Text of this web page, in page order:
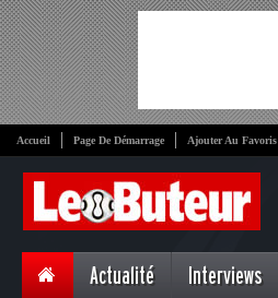
Accueil Page De Démarrage Ajouter Au Favoris
Actualité Interviews